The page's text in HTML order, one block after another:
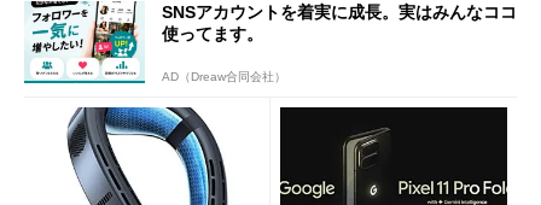
SNSアカウントを着実に成長。実はみんなココ
使ってます。
AD（Dreaw合同会社）